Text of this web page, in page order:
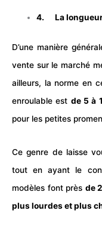
4. La longueur
D’une manière
vente sur le marché
ailleurs, la norme en
enroulable est de 5 à
pour les petites
Ce genre de laisse
tout en ayant le
modèles font près de
plus lourdes et plus